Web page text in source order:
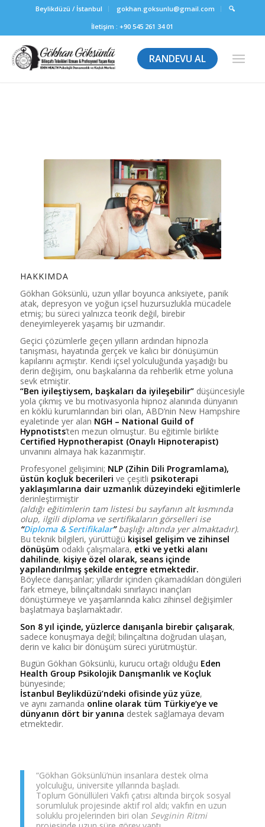
Beylikdüzü / İstanbul gokhan.goksunlu@gmail.com
🔍
İletişim :+90 545 261 34 01
RANDEVU AL
HAKKIMDA
Gökhan Göksünlü, uzun yıllar boyunca anksiyete, panik
atak, depresyon ve yoğun içsel huzursuzlukla mücadele
etmiş; bu süreci yalnızca teorik değil, birebir
deneyimleyerek yaşamış bir uzmandır.
Geçici çözümlerle geçen yılların ardından hipnozla
tanışması, hayatında gerçek ve kalıcı bir dönüşümün
kapılarını açmıştır. Kendi içsel yolculuğunda yaşadığı bu
derin değişim, onu başkalarına da rehberlik etme yoluna
sevk etmiştir.
“Ben iyileştiysem, başkaları da iyileşebilir”düşüncesiyle
yola çıkmış ve bu motivasyonla hipnoz alanında dünyanın
en köklü kurumlarından biri olan, ABD’nin New Hampshire
eyaletinde yer alan NGH – National Guild of
Hypnotists’ten mezun olmuştur. Bu eğitimle birlikte
Certified Hypnotherapist (Onaylı Hipnoterapist)
unvanını almaya hak kazanmıştır.
Profesyonel gelişimini; NLP (Zihin Dili Programlama),
üstün koçluk becerileri ve çeşitli psikoterapi
yaklaşımlarına dair uzmanlık düzeyindeki eğitimlerle
derinleştirmiştir
(aldığı eğitimlerin tam listesi bu sayfanın alt kısmında
olup, ilgili diploma ve sertifikaların görselleri ise
“Diploma & Sertifikalar”başlığı altında yer almaktadır).
Bu teknik bilgileri, yürüttüğü kişisel gelişim ve zihinsel
dönüşüm odaklı çalışmalara, etki ve yetki alanı
dahilinde, kişiye özel olarak, seans içinde
yapılandırılmış şekilde entegre etmektedir.
Böylece danışanlar; yıllardır içinden çıkamadıkları döngüleri
fark etmeye, bilinçaltındaki sınırlayıcı inançları
dönüştürmeye ve yaşamlarında kalıcı zihinsel değişimler
başlatmaya başlamaktadır.
Son 8 yıl içinde, yüzlerce danışanla birebir çalışarak,
sadece konuşmaya değil; bilinçaltına doğrudan ulaşan,
derin ve kalıcı bir dönüşüm süreci yürütmüştür.
Bugün Gökhan Göksünlü, kurucu ortağı olduğu Eden
Health Group Psikolojik Danışmanlık ve Koçluk
bünyesinde;
İstanbul Beylikdüzü’ndeki ofisinde yüz yüze,
ve aynı zamanda online olarak tüm Türkiye’ye ve
dünyanın dört bir yanına destek sağlamaya devam
etmektedir.
“Gökhan Göksünlü’nün insanlara destek olma
yolculuğu, üniversite yıllarında başladı.
Toplum Gönüllüleri Vakfı çatısı altında birçok sosyal
sorumluluk projesinde aktif rol aldı; vakfın en uzun
soluklu projelerinden biri olan Sevginin Ritmi